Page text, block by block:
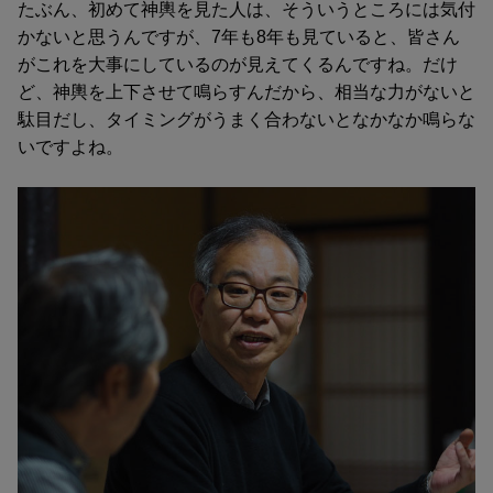
たぶん、初めて神輿を見た人は、そういうところには気付
かないと思うんですが、7年も8年も見ていると、皆さん
がこれを大事にしているのが見えてくるんですね。だけ
ど、神輿を上下させて鳴らすんだから、相当な力がないと
駄目だし、タイミングがうまく合わないとなかなか鳴らな
いですよね。